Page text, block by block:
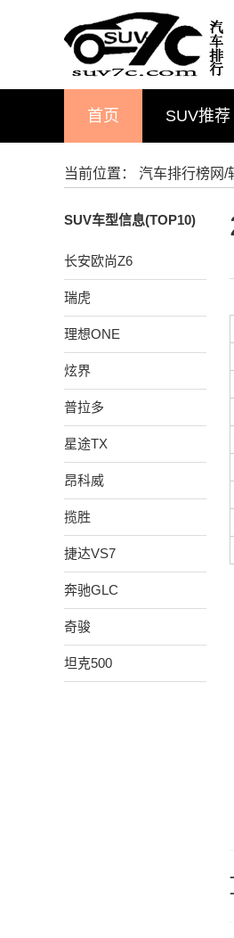
首页 SUV推荐
当前位置： 汽车排行榜网/
SUV车型信息(TOP10)
长安欧尚Z6
瑞虎
理想ONE
炫界
普拉多
星途TX
昂科威
揽胜
捷达VS7
奔驰GLC
奇骏
坦克500